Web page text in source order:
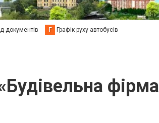
документів Г Графік руху автобусів